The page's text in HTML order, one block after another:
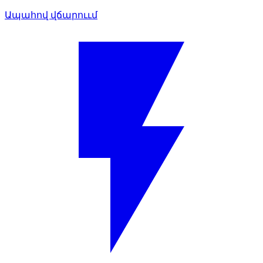
Ապահով վճարոււմ